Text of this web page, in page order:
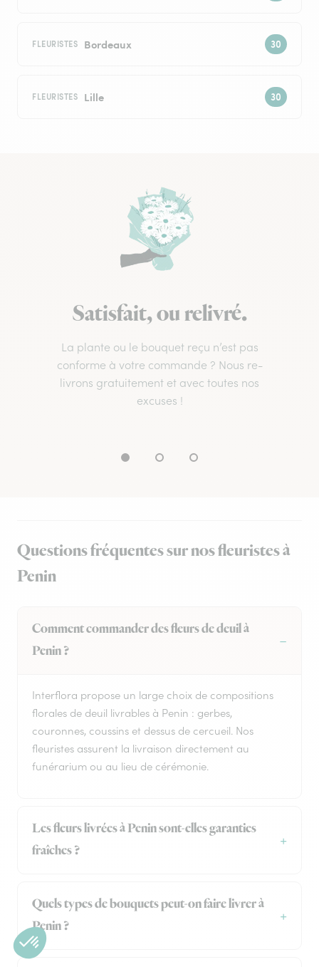
FLEURISTES Bordeaux
FLEURISTES Lille
Satisfait, ou relivré.
La plante ou le bouquet reçu n’est pas
conforme à votre commande ? Nous re-
livrons gratuitement et avec toutes nos
excuses !
Questions fréquentes sur nos fleuristes à
Penin
Comment commander des fleurs de deuil à
Penin ?
Interflora propose un large choix de compositions
florales de deuil livrables à Penin : gerbes,
couronnes, coussins et dessus de cercueil. Nos
fleuristes assurent la livraison directement au
funérarium ou au lieu de cérémonie.
Les fleurs livrées à Penin sont-elles garanties
fraîches ?
Quels types de bouquets peut-on faire livrer à
Penin ?